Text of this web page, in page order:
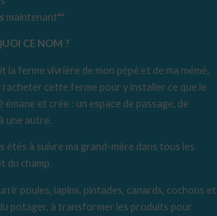
maintenant**
CE NOM ?
la ferme vivrière de mon pépé et de ma mémé,
racheter cette ferme pour y installer ce que le
émane et crée : un espace de passage, de
une autre.
étés à suivre ma grand-mère dans tous les
du champ.
poules, lapins, pintades, canards, cochons et
du potager, à transformer les produits pour